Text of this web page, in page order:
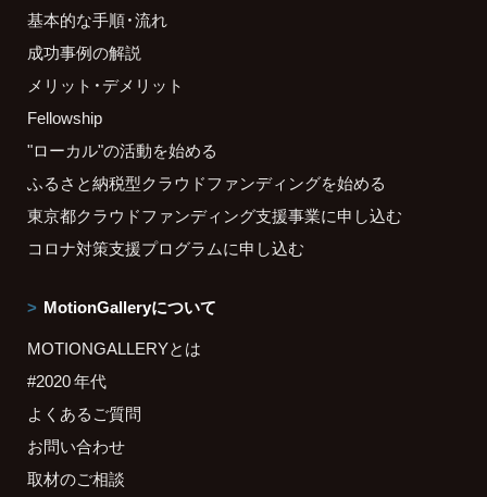
基本的な手順・流れ
成功事例の解説
メリット・デメリット
Fellowship
"ローカル"の活動を始める
ふるさと納税型クラウドファンディングを始める
東京都クラウドファンディング支援事業に申し込む
コロナ対策支援プログラムに申し込む
MotionGalleryについて
MOTIONGALLERYとは
#2020 年代
よくあるご質問
お問い合わせ
取材のご相談